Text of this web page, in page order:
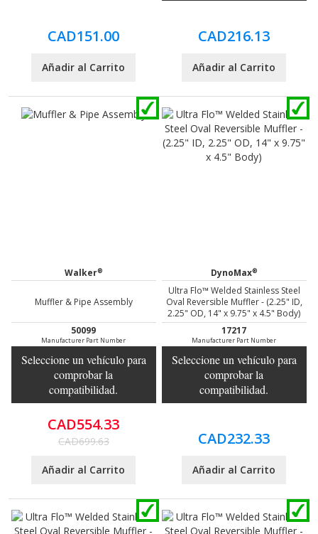
CAD151.00
Añadir al Carrito
CAD216.13
Añadir al Carrito
Walker®
Muffler & Pipe Assembly
50099
Manufacturer Part Number
Seleccione un vehículo para
comprobar la
compatibilidad.
CAD554.33
CAD699.63
Añadir al Carrito
DynoMax®
Ultra Flo™ Welded Stainless Steel
Oval Reversible Muffler - (2.25" ID,
2.25" OD, 14" x 9.75" x 4.5" Body)
17217
Manufacturer Part Number
Seleccione un vehículo para
comprobar la
compatibilidad.
CAD232.33
Añadir al Carrito